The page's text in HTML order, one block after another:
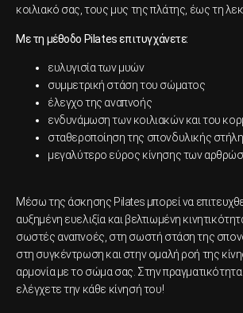
κοιλιακό σας, τους μυς της πλάτης, έως τη
Με τη μέθοδο Pilates επιτυγχάνετε:
ευλυγισία των μυών
συμμετρική στάση του σώματος
έλεγχο της αναπνοής
ενδυνάμωση των κοιλιακών και του
σταθεροποίηση της σπονδυλικής
μεγαλύτερο εύρος κίνησης των
Μέσω της άσκησης Pilates μπορεί να
αυξημένη ευελιξία και βελτιωμένη
σωστές αναπνοές, στη σωστή στάση της
στη συγκέντρωση και στην ομαλή ροή της
αρμονία με το σώμα σας. Στην
ελέγχετε την κάθε κίνησή του!